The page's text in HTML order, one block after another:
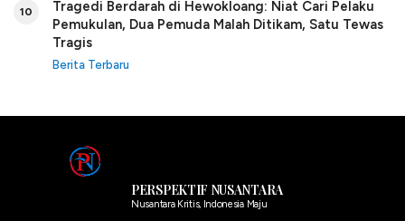
10
Tragedi Berdarah di Hewokloang: Niat Cari Pelaku
Pemukulan, Dua Pemuda Malah Ditikam, Satu Tewas
Tragis
Berita Terbaru
PERSPEKTIF NUSANTARA
Nusantara Kritis, Indonesia Maju